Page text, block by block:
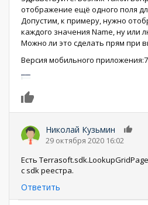
отображение ещё одного поля
Допустим, к примеру, нужно
каждого значения Name, ну или
Можно ли это сделать прям при
Версия мобильного
Николай Кузьмин
29 октября 2020 16:02
Есть
с sdk реестра.
Ответить